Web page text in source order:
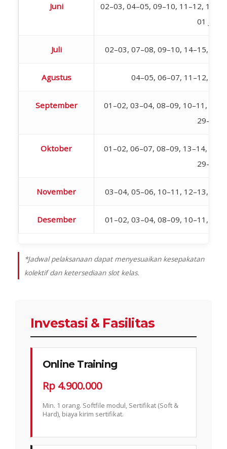
Juni
02–03, 04–05, 09–10, 11–12,
01 Juli
Juli 02–03, 07–08, 09–10, 14–15,
Agustus 04–05, 06–07, 11–12,
September
01–02, 03–04, 08–09, 10–11,
29–30
Oktober
01–02, 06–07, 08–09, 13–14,
29–30
November 03–04, 05–06, 10–11, 12–13,
Desember 01–02, 03–04, 08–09, 10–11,
*Jadwal pelaksanaan dapat menyesuaikan kesepakatan
kolektif dan ketersediaan slot kelas.
Investasi & Fasilitas
Online Training
Rp 4.900.000
Min. 1 orang. Softfile modul, Sertifikat (Soft &
Hard), biaya kirim sertifikat.